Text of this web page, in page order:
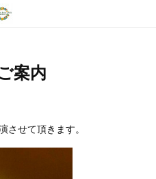
案内
させて頂きます。